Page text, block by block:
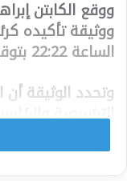
ووقع الكابتن
ووثيقة تأكيده
الساعة 22:22 بتوقيت جرينتش.
وتحدد الوثيقة أن
التشريعية
الفترة الانتقالية ،